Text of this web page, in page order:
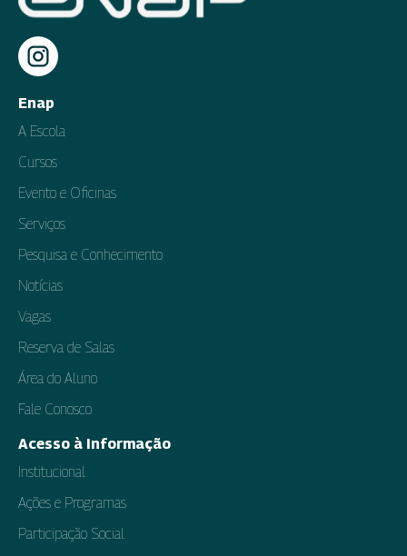
Enap
A Escola
Cursos
Evento e Oficinas
Serviços
Pesquisa e Conhecimento
Notícias
Vagas
Reserva de Salas
Área do Aluno
Fale Conosco
Acesso à Informação
Institucional
Ações e Programas
Participação Social